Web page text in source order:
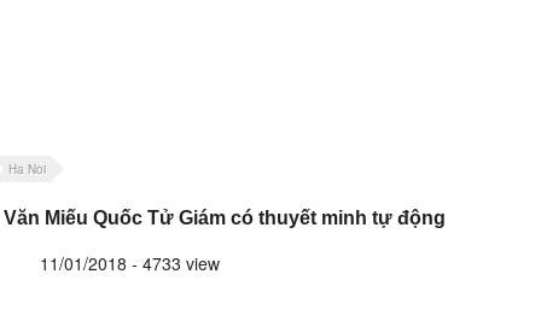
Ha Noi
Văn Miếu Quốc Tử Giám có thuyết minh tự động
11/01/2018 - 4733 view